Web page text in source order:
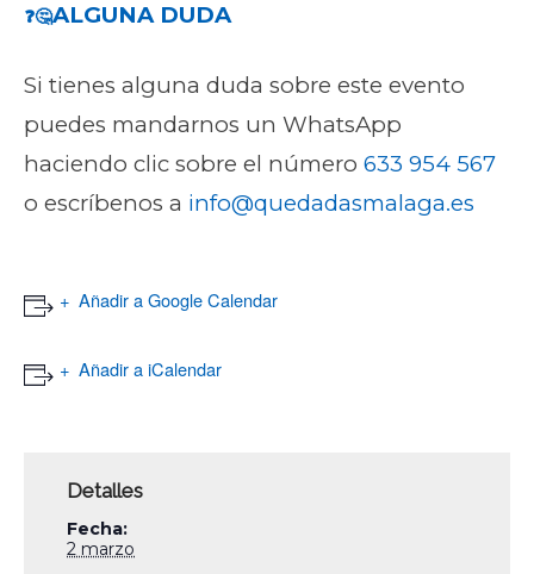
❓🤔ALGUNA DUDA
Si tienes alguna duda sobre este evento
puedes mandarnos un WhatsApp
haciendo clic sobre el número 633 954 567
o escríbenos a info@quedadasmalaga.es
Añadir a Google Calendar
Añadir a iCalendar
Detalles
Fecha:
2 marzo